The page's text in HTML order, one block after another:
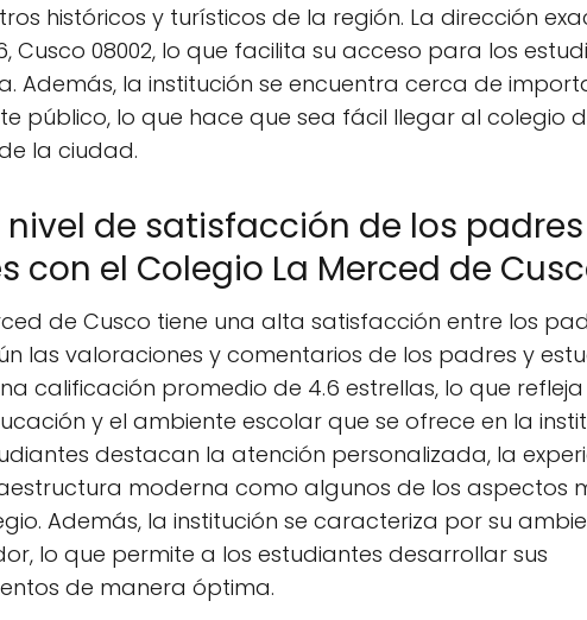
históricos y turísticos de la región. La dirección
Cusco 08002, lo que facilita su acceso para los
Además, la institución se encuentra cerca de
público, lo que hace que sea fácil llegar al colegio
la ciudad.
nivel de satisfacción de los
con el Colegio La Merced de
de Cusco tiene una alta satisfacción entre los
las valoraciones y comentarios de los padres y
calificación promedio de 4.6 estrellas, lo que
y el ambiente escolar que se ofrece en la
destacan la atención personalizada, la
moderna como algunos de los aspectos
Además, la institución se caracteriza por su
lo que permite a los estudiantes desarrollar sus
de manera óptima.